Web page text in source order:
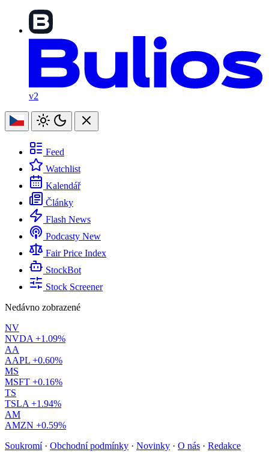
v2
Feed
Watchlist
Kalendář
Články
Flash News
Podcasty New
Fair Price Index
StockBot
Stock Screener
Nedávno zobrazené
NV
NVDA +1.09%
AA
AAPL +0.60%
MS
MSFT +0.16%
TS
TSLA +1.94%
AM
AMZN +0.59%
Soukromí · Obchodní podmínky · Novinky · O nás · Redakce